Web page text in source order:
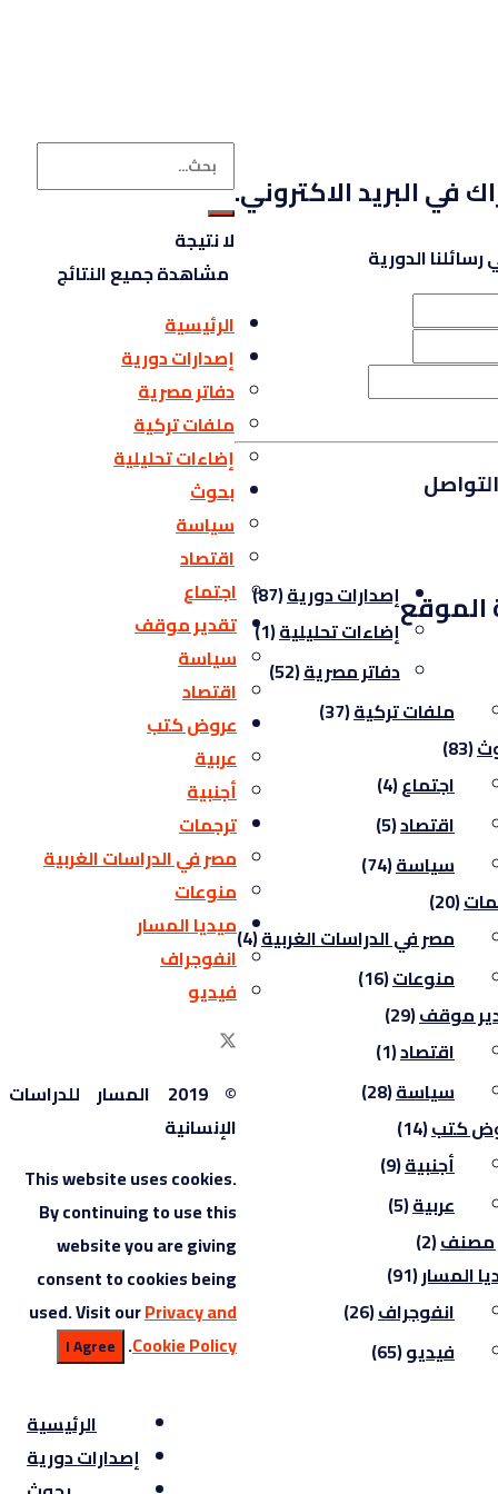
في البريد الاكتروني.
الدورية
الموقعإصدارات دورية(87)
إضاءات تحليلية(1)
دفاتر مصرية(52)
ملفات تركية(37)
(83)
اجتماع(4)
اقتصاد(5)
سياسة(74)
(20)
مصر في الدراسات الغربية(4)
منوعات(16)
موقف(29)
اقتصاد(1)
سياسة(28)
كتب(14)
أجنبية(9)
عربية(5)
مصنف(2)
المسار(91)
انفوجراف(26)
فيديو(65)
الرئيسية
إصدارات دورية
لا نتيجة
مشاهدة جميع النتائج
الرئيسية
إصدارات دورية
دفاتر مصرية
ملفات تركية
إضاءات تحليلية
بحوث
سياسة
اقتصاد
اجتماع
تقدير موقف
سياسة
اقتصاد
عروض كتب
عربية
أجنبية
ترجمات
مصر في الدراسات الغربية
منوعات
ميديا المسار
انفوجراف
فيديو
© 2019 المسار للدراسات
الإنسانية
This website uses cookies.
By continuing to use this
website you are giving
consent to cookies being
used. Visit ourPrivacy and
Cookie Policy
.
I Agree